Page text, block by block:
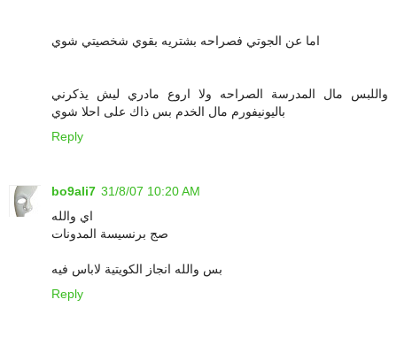
اما عن الجوتي فصراحه بشتريه بقوي شخصيتي شوي
واللبس مال المدرسة الصراحه ولا اروع مادري ليش يذكرني
باليونيفورم مال الخدم بس ذاك على احلا شوي
Reply
bo9ali7 31/8/07 10:20 AM
اي والله
صج برنسيسة المدونات
بس والله انجاز الكويتية لاباس فيه
Reply